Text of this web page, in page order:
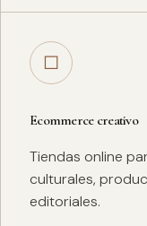
□
Ecommerce creativo
Tiendas online
culturales,
editoriales.